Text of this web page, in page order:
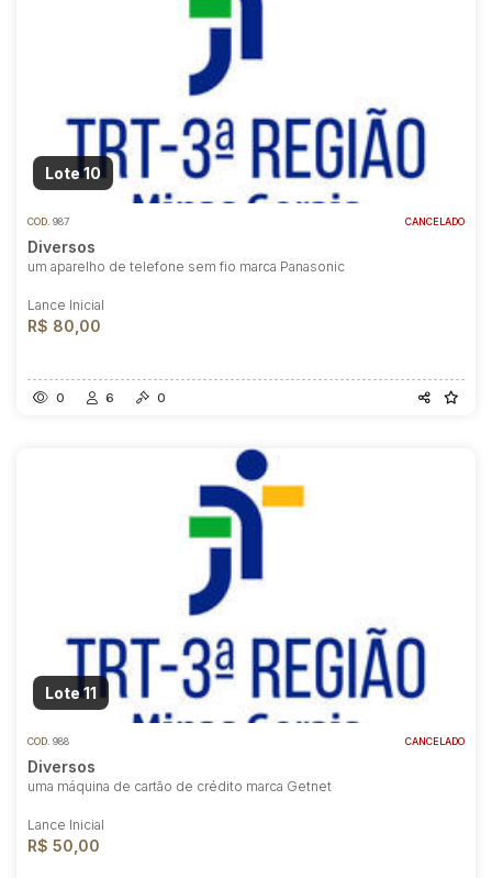
Lote 10
COD. 987 CANCELADO
Diversos
um aparelho de telefone sem fio marca Panasonic
Lance Inicial
R$ 80,00
0 6 0
Lote 11
COD. 988 CANCELADO
Diversos
uma máquina de cartão de crédito marca Getnet
Lance Inicial
R$ 50,00